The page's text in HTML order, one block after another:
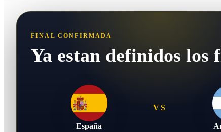
FINAL CONFIRMADA
Ya estan definidos los
España
VS